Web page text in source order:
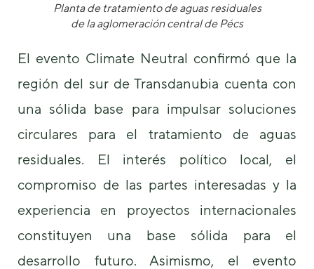
Planta de tratamiento de aguas residuales
de la aglomeración central de Pécs
El evento Climate Neutral confirmó que la
región del sur de Transdanubia cuenta con
una sólida base para impulsar soluciones
circulares para el tratamiento de aguas
residuales. El interés político local, el
compromiso de las partes interesadas y la
experiencia en proyectos internacionales
constituyen una base sólida para el
desarrollo futuro. Asimismo, el evento